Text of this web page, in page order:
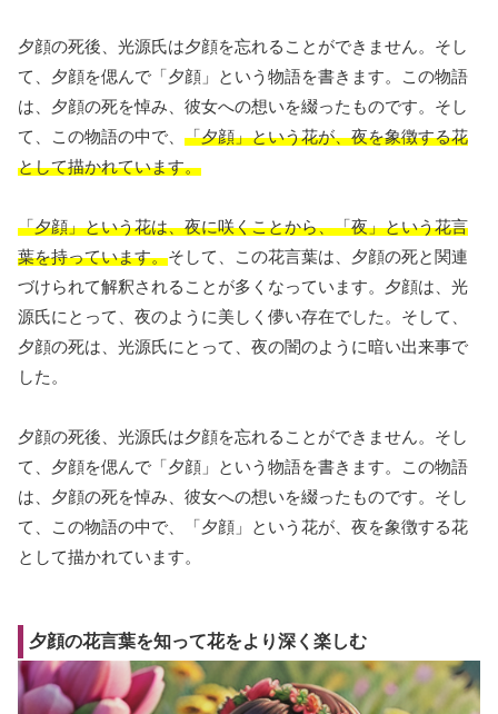
夕顔の死後、光源氏は夕顔を忘れることができません。そし
て、夕顔を偲んで「夕顔」という物語を書きます。この物語
は、夕顔の死を悼み、彼女への想いを綴ったものです。そし
て、この物語の中で、 「夕顔」という花が、夜を象徴する花
として描かれています。
「夕顔」という花は、夜に咲くことから、「夜」という花言
葉を持っています。そして、この花言葉は、夕顔の死と関連
づけられて解釈されることが多くなっています。夕顔は、光
源氏にとって、夜のように美しく儚い存在でした。そして、
夕顔の死は、光源氏にとって、夜の闇のように暗い出来事で
した。
夕顔の死後、光源氏は夕顔を忘れることができません。そし
て、夕顔を偲んで「夕顔」という物語を書きます。この物語
は、夕顔の死を悼み、彼女への想いを綴ったものです。そし
て、この物語の中で、「夕顔」という花が、夜を象徴する花
として描かれています。
夕顔の花言葉を知って花をより深く楽しむ